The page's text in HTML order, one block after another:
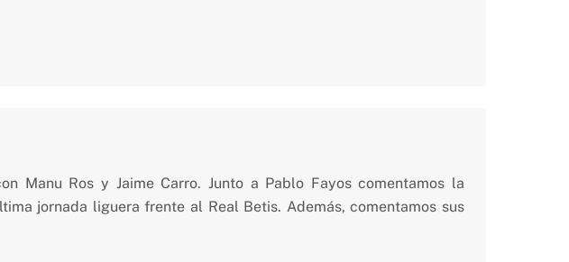
Manu Ros y Jaime Carro. Junto a Pablo Fayos comentamos la
jornada liguera frente al Real Betis. Además, comentamos sus